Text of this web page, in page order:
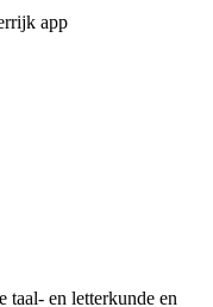
app
taal- en letterkunde en